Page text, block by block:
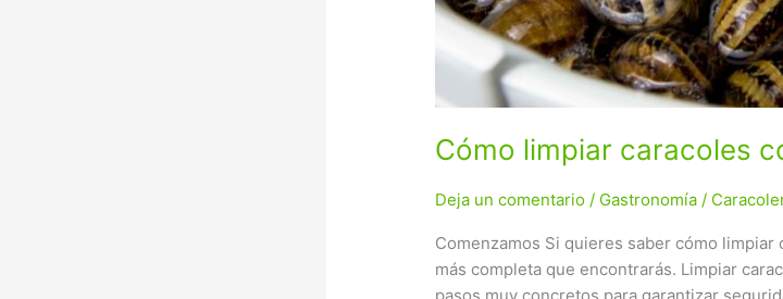
Cómo limpiar caracoles
Deja un comentario / Gastronomía /
Comenzamos Si quieres saber cómo
más completa que encontrarás. Limpiar
pasos muy concretos para garantizar